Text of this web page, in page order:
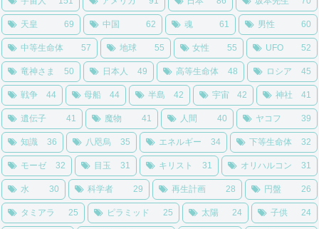
天皇 69 中国 62 魂 61 男性 60
中等生命体 57 地球 55 女性 55 UFO 52
竜神さま 50 日本人 49 高等生命体 48 ロシア 45
戦争 44 母船 44 半島 42 宇宙 42 神社 41
遺伝子 41 魔物 41 人間 40 ヤコフ 39
知識 36 八咫烏 35 エネルギー 34 下等生命体 32
モーゼ 32 目玉 31 キリスト 31 オリハルコン 31
水 30 科学者 29 再生計画 28 円盤 26
タミアラ 25 ピラミッド 25 太陽 24 子供 24